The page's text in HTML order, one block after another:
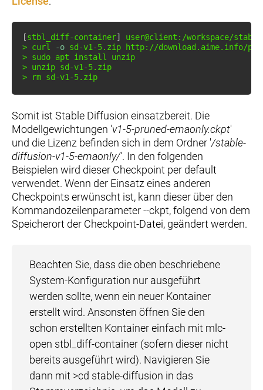
[stbl_diff-container]
> curl
-o
> sudo apt install
unzip
> unzip
>
rm sd-v1-5.zip
Somit ist Stable Diffusion einsatzbereit. Die
Modellgewichtungen 'v1-5-pruned-emaonly.ckpt'
und die Lizenz befinden sich in dem Ordner '/stable-
diffusion-v1-5-emaonly/'. In den folgenden
Beispielen wird dieser Checkpoint per default
verwendet. Wenn der Einsatz eines anderen
Checkpoints erwünscht ist, kann dieser über den
Kommandozeilenparameter --ckpt, folgend von dem
Speicherort der Checkpoint-Datei, geändert werden.
Beachten Sie, dass die oben beschriebene
System-Konfiguration nur ausgeführt
werden sollte, wenn ein neuer Kontainer
erstellt wird. Ansonsten öffnen Sie den
schon erstellten Kontainer einfach mit mlc-
open stbl_diff-container (sofern dieser nicht
bereits ausgeführt wird). Navigieren Sie
dann mit >cd stable-diffusion in das